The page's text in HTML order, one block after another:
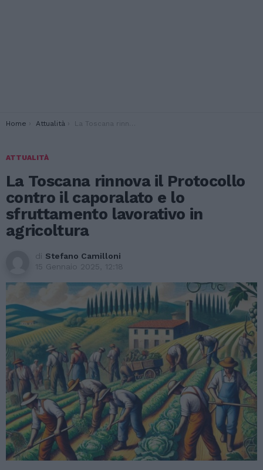
You are here:
Home Attualità La Toscana rinnova il Protocollo contro il caporalato e lo sfruttamento lavorativo in agricoltura
ATTUALITÀ
La Toscana rinnova il Protocollo
contro il caporalato e lo
sfruttamento lavorativo in
agricoltura
di Stefano Camilloni
15 Gennaio 2025, 12:18